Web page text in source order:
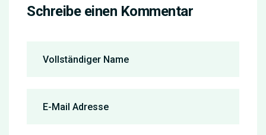
Schreibe einen Kommentar